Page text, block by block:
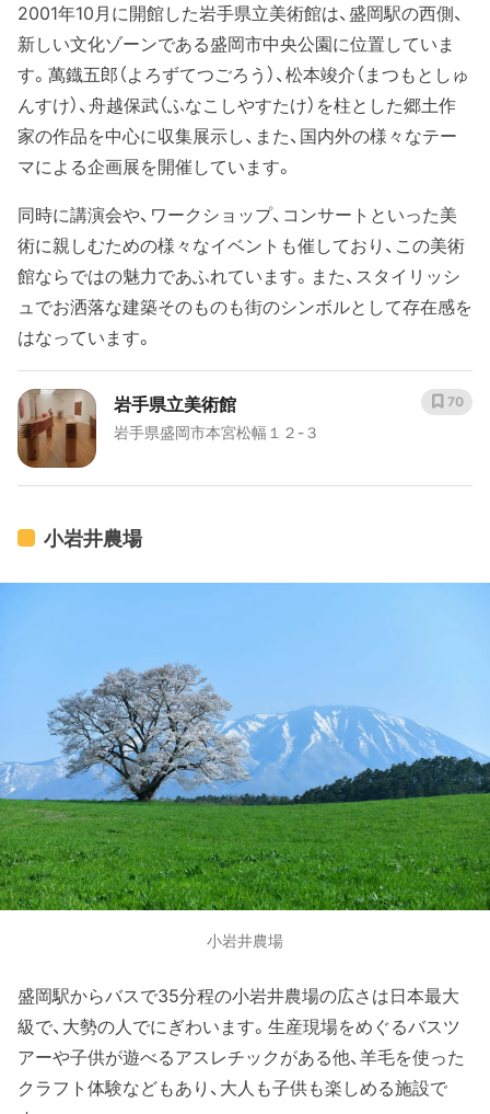
2001年10月に開館した岩手県立美術館は、盛岡駅の西側、
新しい文化ゾーンである盛岡市中央公園に位置していま
す。萬鐡五郎（よろずてつごろう）、松本竣介（まつもとしゅ
んすけ）、舟越保武（ふなこしやすたけ）を柱とした郷土作
家の作品を中心に収集展示し、また、国内外の様々なテー
マによる企画展を開催しています。
同時に講演会や、ワークショップ、コンサートといった美
術に親しむための様々なイベントも催しており、この美術
館ならではの魅力であふれています。また、スタイリッシ
ュでお洒落な建築そのものも街のシンボルとして存在感を
はなっています。
岩手県立美術館
岩手県盛岡市本宮松幅１２-３
70
小岩井農場
小岩井農場
盛岡駅からバスで35分程の小岩井農場の広さは日本最大
級で、大勢の人でにぎわいます。生産現場をめぐるバスツ
アーや子供が遊べるアスレチックがある他、羊毛を使った
クラフト体験などもあり、大人も子供も楽しめる施設で